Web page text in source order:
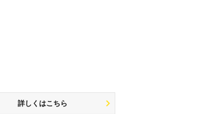
詳しくはこちら